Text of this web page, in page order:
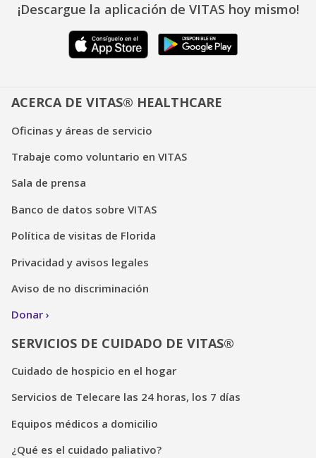
¡Descargue la aplicación de VITAS hoy mismo!
ACERCA DE VITAS® HEALTHCARE
Oficinas y áreas de servicio
Trabaje como voluntario en VITAS
Sala de prensa
Banco de datos sobre VITAS
Política de visitas de Florida
Privacidad y avisos legales
Aviso de no discriminación
Donar
SERVICIOS DE CUIDADO DE VITAS®
Cuidado de hospicio en el hogar
Servicios de Telecare las 24 horas, los 7 días
Equipos médicos a domicilio
¿Qué es el cuidado paliativo?